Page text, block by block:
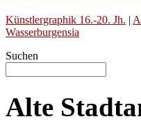
Künstlergraphik 16.-20. Jh. |
Wasserburgensia
Suchen
Alte